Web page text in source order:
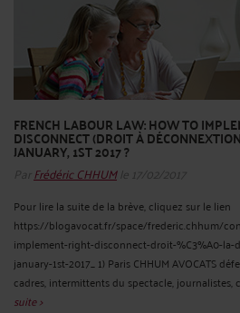
FRENCH LABOUR LAW: HOW TO
DISCONNECT (DROIT À
JANUARY, 1ST 2017 ?
Par Frédéric CHHUMle 17/02/2017
Pour lire la suite de la brève, cliquez sur le lien
https://blogavocat.fr/space/frederic.chhum/
implement-right-disconnect-droit-%C3%A0-la-
january-1st-2017_ 1) Paris CHHUM AVOCATS
cadres, intermittents du spectacle, journalistes,
suite >